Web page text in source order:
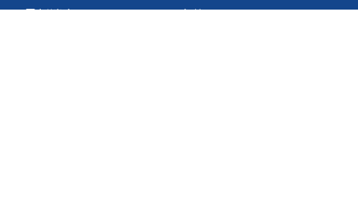
最新消息
文件